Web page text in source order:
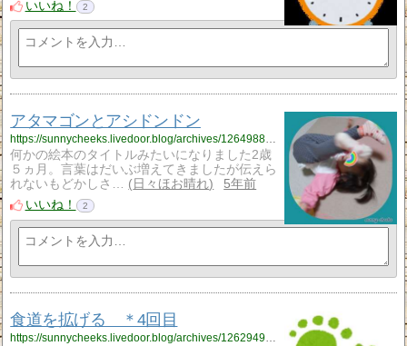
いいね！
2
アタマゴンとアシドンドン
https://sunnycheeks.livedoor.blog/archives/12649884.html
何かの絵本のタイトルみたいになりました2歳
５ヵ月。言葉はだいぶ増えてきましたが伝えら
れないもどかしさ…
日々ほお晴れ
5年前
いいね！
2
食道を拡げる ＊4回目
https://sunnycheeks.livedoor.blog/archives/12629494.html